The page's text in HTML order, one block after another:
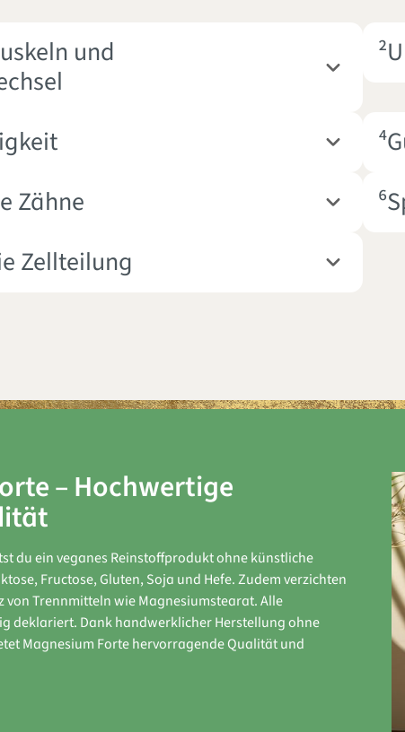
und
Zähne
Zellteilung
– Hochwertige
du ein veganes Reinstoffprodukt ohne künstliche
Fructose, Gluten, Soja und Hefe. Zudem verzichten
von Trennmitteln wie Magnesiumstearat. Alle
deklariert. Dank handwerklicher Herstellung ohne
Magnesium Forte hervorragende Qualität und